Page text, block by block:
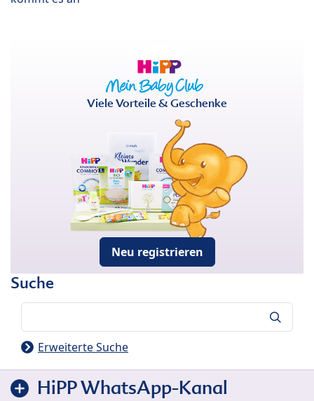
Viele Vorteile & Geschenke
Neu registrieren
Suche
Erweiterte Suche
HiPP WhatsApp-Kanal